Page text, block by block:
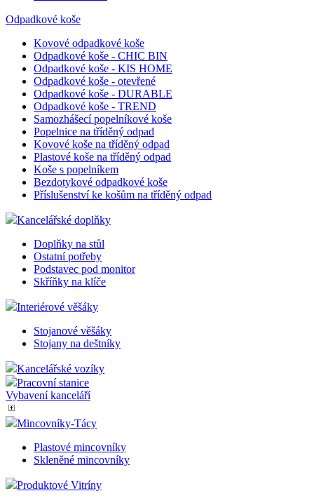
Odpadkové koše
Kovové odpadkové koše
Odpadkové koše - CHIC BIN
Odpadkové koše - KIS HOME
Odpadkové koše - otevřené
Odpadkové koše - DURABLE
Odpadkové koše - TREND
Samozhášecí popelníkové koše
Popelnice na tříděný odpad
Kovové koše na tříděný odpad
Plastové koše na tříděný odpad
Koše s popelníkem
Bezdotykové odpadkové koše
Příslušenství ke košům na tříděný odpad
Kancelářské doplňky
Doplňky na stůl
Ostatní potřeby
Podstavec pod monitor
Skříňky na klíče
Interiérové věšáky
Stojanové věšáky
Kancelářské vozíky
Pracovní stanice
Vybavení kanceláří